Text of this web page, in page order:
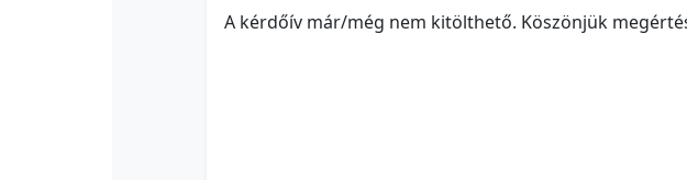
A kérdőív már/még nem kitölthető. Köszönjük